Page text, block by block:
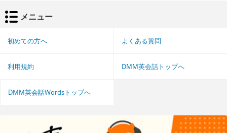
メニュー
初めての方へ よくある質問
利用規約 DMM英会話トップへ
DMM英会話Wordsトップへ